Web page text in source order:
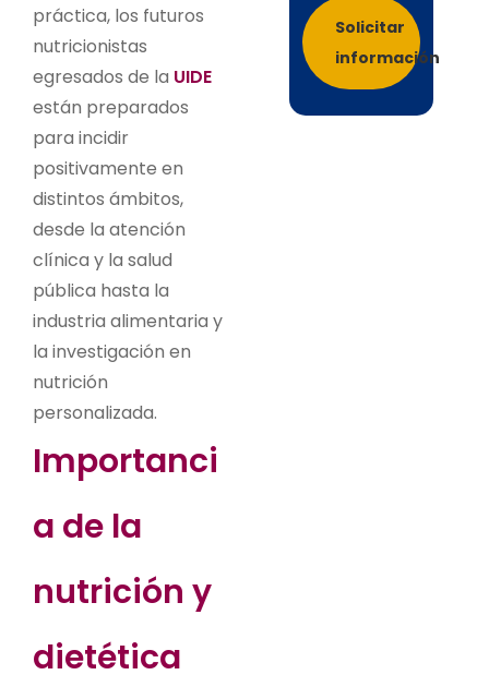
práctica, los futuros
nutricionistas
egresados de la UIDE
están preparados
para incidir
positivamente en
distintos ámbitos,
desde la atención
clínica y la salud
pública hasta la
industria alimentaria y
la investigación en
nutrición
personalizada.
Importanci
a de la
nutrición y
dietética
Solicitar
información